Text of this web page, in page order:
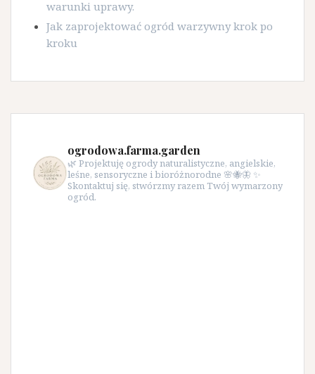
warunki uprawy.
Jak zaprojektować ogród warzywny krok po
kroku
ogrodowa.farma.garden
🌿 Projektuję ogrody naturalistyczne, angielskie,
leśne, sensoryczne i bioróżnorodne 🌸🐝🦋 ✨
Skontaktuj się, stwórzmy razem Twój wymarzony
ogród.